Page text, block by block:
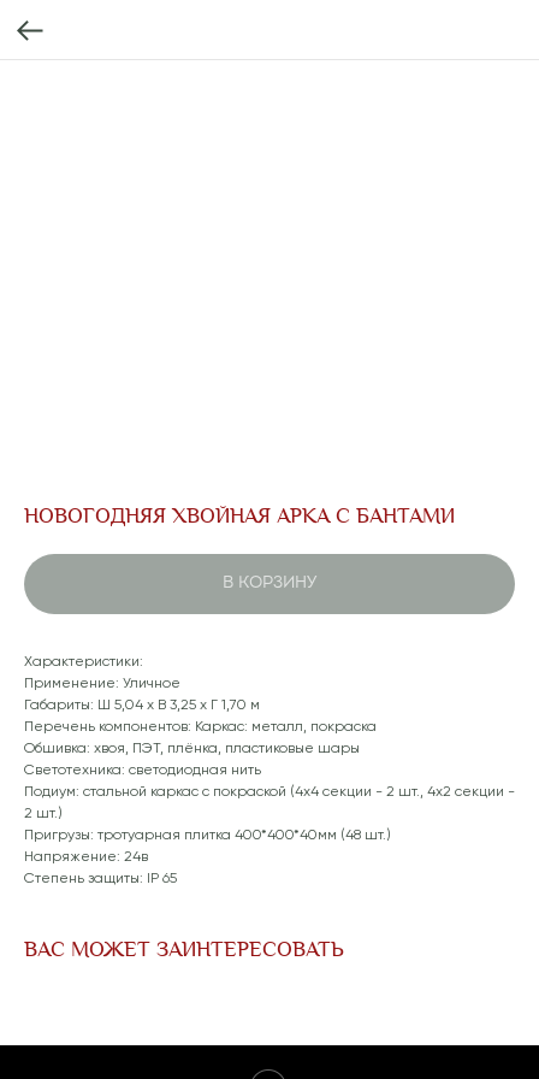
НОВОГОДНЯЯ ХВОЙНАЯ АРКА С БАНТАМИ
В КОРЗИНУ
Характеристики:
Применение: Уличное
Габариты: Ш 5,04 x В 3,25 x Г 1,70 м
Перечень компонентов: Каркас: металл, покраска
Обшивка: хвоя, ПЭТ, плёнка, пластиковые шары
Светотехника: светодиодная нить
Подиум: стальной каркас с покраской (4x4 секции - 2 шт., 4x2 секции -
2 шт.)
Пригрузы: тротуарная плитка 400*400*40мм (48 шт.)
Напряжение: 24в
Степень защиты: IP 65
ВАС МОЖЕТ ЗАИНТЕРЕСОВАТЬ